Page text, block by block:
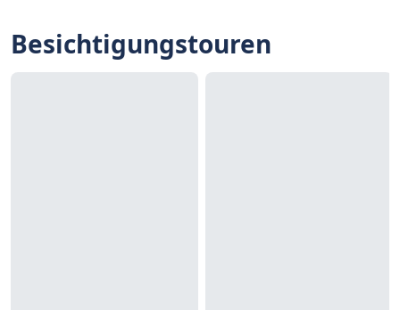
Besichtigungstouren